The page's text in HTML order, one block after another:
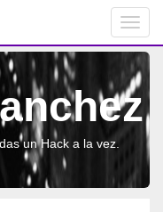
un Hack a la vez.